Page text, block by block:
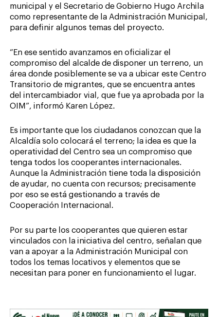
municipal y el Secretario de Gobierno Hugo Archila
como representante de la Administración Municipal,
para definir algunos temas del proyecto.
“En ese sentido avanzamos en oficializar el
compromiso del alcalde de disponer un terreno, un
área donde posiblemente se va a ubicar este Centro
Transitorio de migrantes, que se encuentra antes
del intercambiador vial, que fue ya aprobada por la
OIM”, informó Karen López.
Es importante que los ciudadanos conozcan que la
Alcaldía solo colocará el terreno; la idea es que la
operatividad del Centro sea un compromiso que
tenga todos los cooperantes internacionales.
Aunque la Administración tiene toda la disposición
de ayudar, no cuenta con recursos; precisamente
por eso se está gestionando a través de
Cooperación Internacional.
Por su parte los cooperantes que quieren estar
vinculados con la iniciativa del centro, señalan que
van a apoyar a la Administración Municipal con
todos los temas locativos y elementos que se
necesitan para poner en funcionamiento el lugar.